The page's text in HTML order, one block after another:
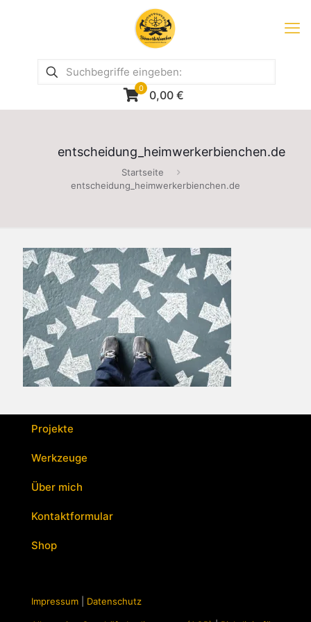
0 0,00 €
entscheidung_heimwerkerbienchen.de
Startseite
entscheidung_heimwerkerbienchen.de
Projekte
Werkzeuge
Über mich
Kontaktformular
Shop
Impressum Datenschutz